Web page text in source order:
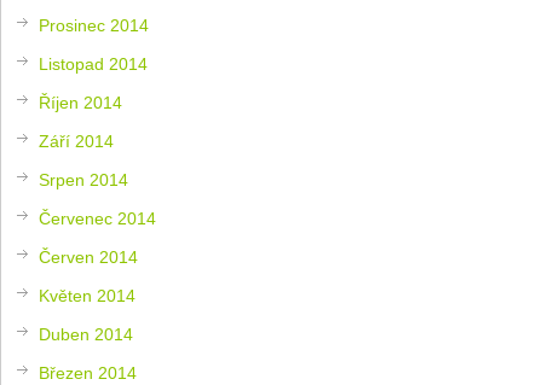
Prosinec 2014
Listopad 2014
Říjen 2014
Září 2014
Srpen 2014
Červenec 2014
Červen 2014
Květen 2014
Duben 2014
Březen 2014